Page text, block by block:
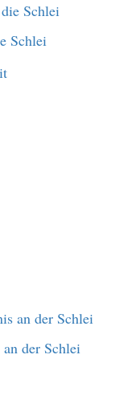
Schlei
der Schlei